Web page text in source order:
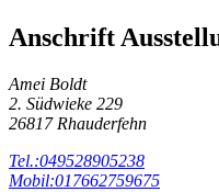
Anschrift
Amei Boldt
2. Südwieke 229
26817 Rhauderfehn
Tel.:049528905238
Mobil:017662759675